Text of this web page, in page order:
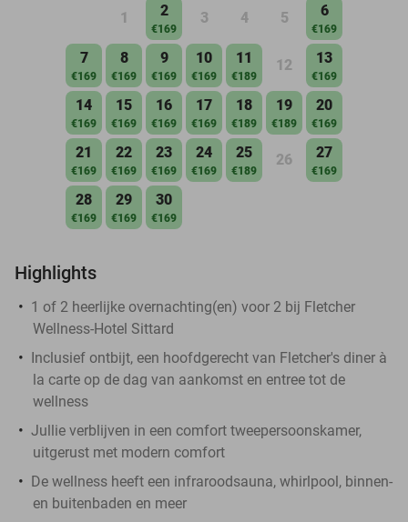
1 2
€169
3 4 5 6
€169
7
€169
8
€169
9
€169
10
€169
11
€189
12 13
€169
14
€169
15
€169
16
€169
17
€169
18
€189
19
€189
20
€169
21
€169
22
€169
23
€169
24
€169
25
€189
26 27
€169
28
€169
29
€169
30
€169
Highlights
1 of 2 heerlijke overnachting(en) voor 2 bij Fletcher
Wellness-Hotel Sittard
Inclusief ontbijt, een hoofdgerecht van Fletcher's diner à
la carte op de dag van aankomst en entree tot de
wellness
Jullie verblijven in een comfort tweepersoonskamer,
uitgerust met modern comfort
De wellness heeft een infraroodsauna, whirlpool, binnen-
en buitenbaden en meer